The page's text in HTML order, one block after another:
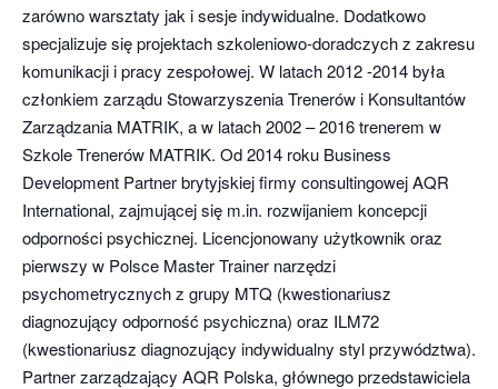
zarówno warsztaty jak i sesje indywidualne. Dodatkowo
specjalizuje się projektach szkoleniowo-doradczych z zakresu
komunikacji i pracy zespołowej. W latach 2012 -2014 była
członkiem zarządu Stowarzyszenia Trenerów i Konsultantów
Zarządzania MATRIK, a w latach 2002 – 2016 trenerem w
Szkole Trenerów MATRIK. Od 2014 roku Business
Development Partner brytyjskiej firmy consultingowej AQR
International, zajmującej się m.in. rozwijaniem koncepcji
odporności psychicznej. Licencjonowany użytkownik oraz
pierwszy w Polsce Master Trainer narzędzi
psychometrycznych z grupy MTQ (kwestionariusz
diagnozujący odporność psychiczna) oraz ILM72
(kwestionariusz diagnozujący indywidualny styl przywództwa).
Partner zarządzający AQR Polska, głównego przedstawiciela